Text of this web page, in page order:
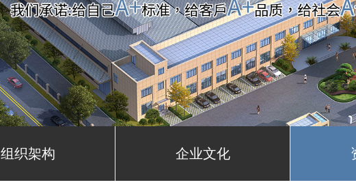
组织架构 企业文化